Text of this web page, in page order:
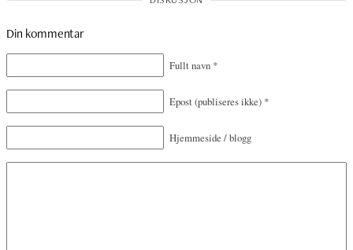
Din kommentar
Fullt navn *
Epost(publiseres ikke) *
Hjemmeside / blogg